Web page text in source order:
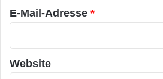
E-Mail-Adresse *
Website